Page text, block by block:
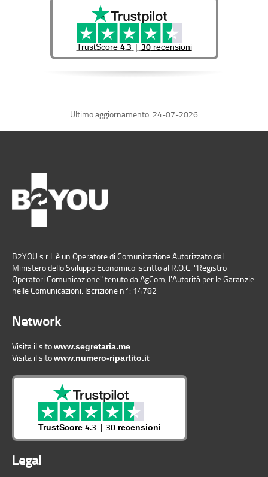
TrustScore 4.3 30 recensioni
Ultimo aggiornamento: 24-07-2026
B2YOU s.r.l. è un Operatore di Comunicazione Autorizzato dal
Ministero dello Sviluppo Economico iscritto al R.O.C. "Registro
Operatori Comunicazione" tenuto da AgCom, l'Autorità per le Garanzie
nelle Comunicazioni. Iscrizione n°: 14782
Network
Visita il sitowww.segretaria.me
Visita il sitowww.numero-ripartito.it
TrustScore 4.3 30 recensioni
Legal